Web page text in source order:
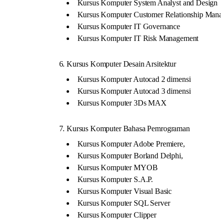
Kursus Komputer System Analyst and Design
Kursus Komputer Customer Relationship
Kursus Komputer IT Governance
Kursus Komputer IT Risk Management
6. Kursus Komputer Desain Arsitektur
Kursus Komputer Autocad 2 dimensi
Kursus Komputer Autocad 3 dimensi
Kursus Komputer 3Ds MAX
7. Kursus Komputer Bahasa Pemrograman
Kursus Komputer Adobe Premiere,
Kursus Komputer Borland Delphi,
Kursus Komputer MYOB
Kursus Komputer S.A.P.
Kursus Komputer Visual Basic
Kursus Komputer SQL Server
Kursus Komputer Clipper